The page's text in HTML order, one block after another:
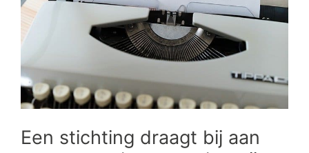
Een stichting draagt bij aan